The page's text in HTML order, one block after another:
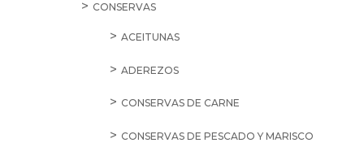
CONSERVAS
ACEITUNAS
ADEREZOS
CONSERVAS DE CARNE
CONSERVAS DE PESCADO Y MARISCO